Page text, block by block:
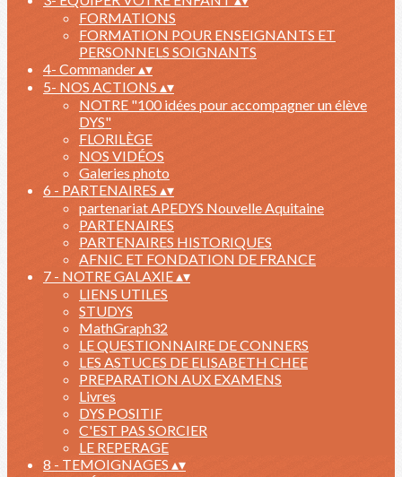
FORMATIONS
FORMATION POUR ENSEIGNANTS ET
PERSONNELS SOIGNANTS
4- Commander▴▾
5- NOS ACTIONS ▴▾
NOTRE "100 idées pour accompagner un élève
DYS"
FLORILÈGE
NOS VIDÉOS
Galeries photo
6 - PARTENAIRES ▴▾
partenariat APEDYS Nouvelle Aquitaine
PARTENAIRES
PARTENAIRES HISTORIQUES
AFNIC ET FONDATION DE FRANCE
7 - NOTRE GALAXIE▴▾
LIENS UTILES
STUDYS
MathGraph32
LE QUESTIONNAIRE DE CONNERS
LES ASTUCES DE ELISABETH CHEE
PREPARATION AUX EXAMENS
Livres
DYS POSITIF
C'EST PAS SORCIER
LE REPERAGE
8 - TEMOIGNAGES ▴▾